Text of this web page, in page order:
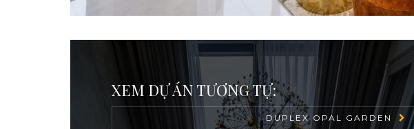
XEM DỰ ÁN TƯƠNG TỰ:
DUPLEX OPAL GARDEN